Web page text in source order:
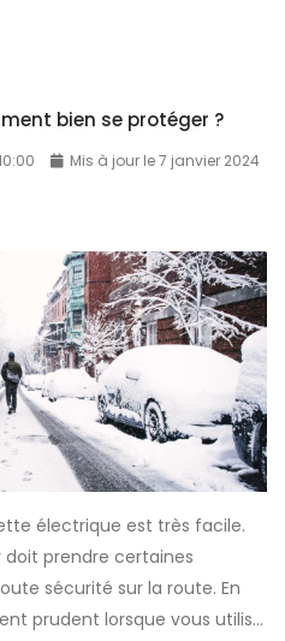
bien se protéger ?
Mis à jour le 7 janvier 2024
électrique est très facile.
prendre certaines
sécurité sur la route. En
prudent lorsque vous utilis...